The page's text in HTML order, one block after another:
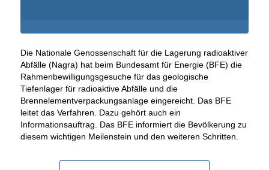
Die Nationale Genossenschaft für die Lagerung radioaktiver
Abfälle (Nagra) hat beim Bundesamt für Energie (BFE) die
Rahmenbewilligungsgesuche für das geologische
Tiefenlager für radioaktive Abfälle und die
Brennelementverpackungsanlage eingereicht. Das BFE
leitet das Verfahren. Dazu gehört auch ein
Informationsauftrag. Das BFE informiert die Bevölkerung zu
diesem wichtigen Meilenstein und den weiteren Schritten.